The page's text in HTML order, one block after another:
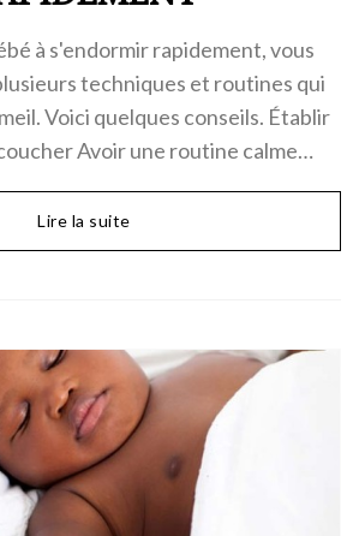
à s'endormir rapidement, vous
techniques et routines qui
Voici quelques conseils. Établir
Avoir une routine calme…
Lire la suite